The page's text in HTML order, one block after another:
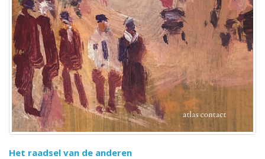
Het raadsel van de anderen